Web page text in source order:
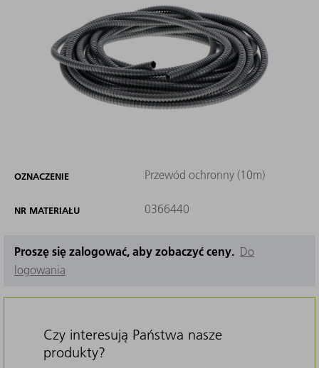
OZNACZENIE Przewód ochronny (10m)
NR MATERIAŁU 0366440
Proszę się zalogować, aby zobaczyć ceny. Do
logowania
Czy interesują Państwa nasze
produkty?